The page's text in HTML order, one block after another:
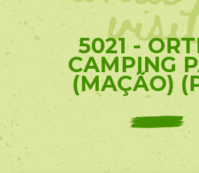
5021 -
CAMPING
(MAÇÃO)